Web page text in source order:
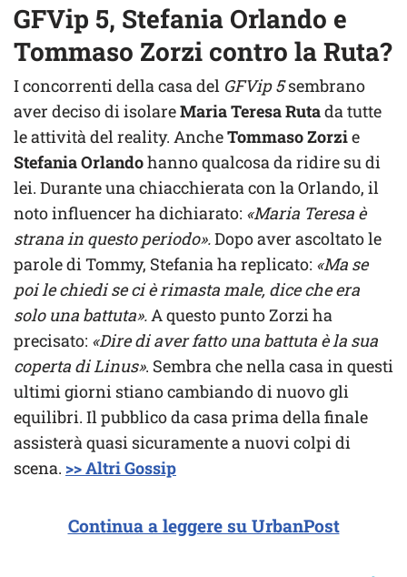
GFVip 5, Stefania Orlando e
Tommaso Zorzi contro la Ruta?
I concorrenti della casa del GFVip 5sembrano
aver deciso di isolareMaria Teresa Rutada tutte
le attività del reality. AncheTommaso Zorzie
Stefania Orlandohanno qualcosa da ridire su di
lei. Durante una chiacchierata con la Orlando, il
noto influencer ha dichiarato: «Maria Teresa è
strana in questo periodo».Dopo aver ascoltato le
parole di Tommy, Stefania ha replicato: «Ma se
poi le chiedi se ci è rimasta male, dice che era
solo una battuta».A questo punto Zorzi ha
precisato: «Dire di aver fatto una battuta è la sua
coperta di Linus». Sembra che nella casa in questi
ultimi giorni stiano cambiando di nuovo gli
equilibri. Il pubblico da casa prima della finale
assisterà quasi sicuramente a nuovi colpi di
scena. >> Altri Gossip
Continua a leggere su UrbanPost